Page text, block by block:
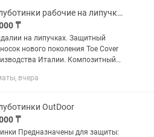
на...
Полуботинки рабочие на липучках
₸
на липучках. Защитный
нового поколения Toe Сover
Италии. Композитный
защиту от удара 200 Дж.
вчера
OutDoor
₸
Предназначены для защиты: